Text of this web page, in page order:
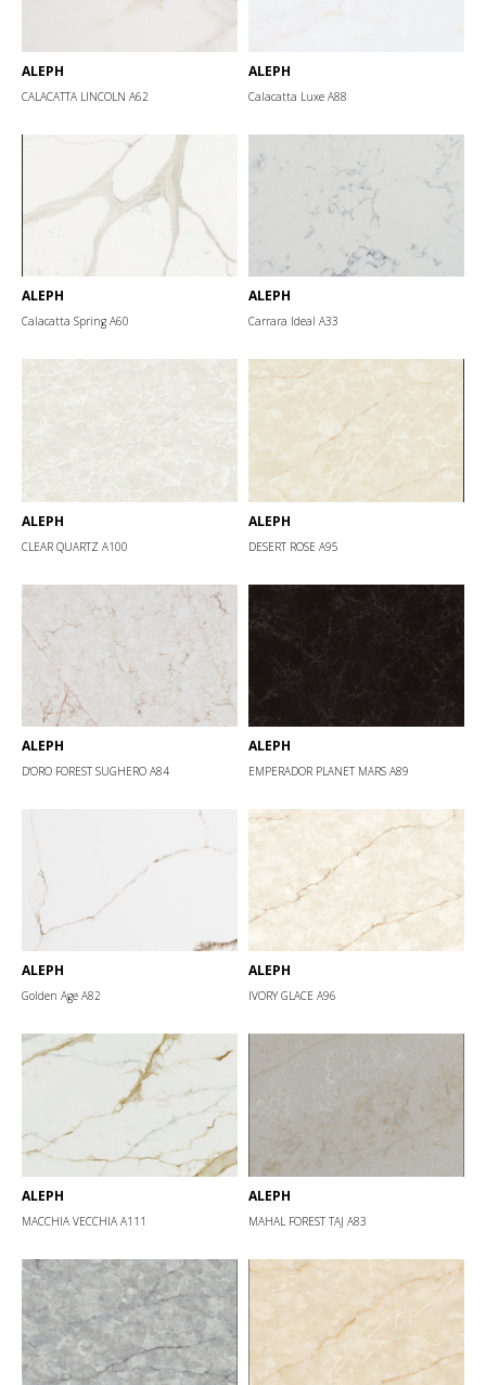
ALEPH
CALACATTA LINCOLN А62
ALEPH
Calacatta Luxe А88
ALEPH
Calacatta Spring А60
ALEPH
Carrara Ideal А33
ALEPH
CLEAR QUARTZ А100
ALEPH
DESERT ROSE А95
ALEPH
D'ORO FOREST SUGHERO А84
ALEPH
EMPERADOR PLANET MARS А89
ALEPH
Golden Age A82
ALEPH
IVORY GLACE А96
ALEPH
MACCHIA VECCHIA А111
ALEPH
MAHAL FOREST TAJ А83